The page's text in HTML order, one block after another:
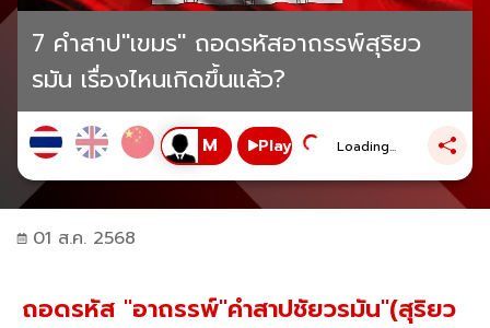
7 คำสาป"เขมร" ถอดรหัสอาถรรพ์สุริยว
รมัน เรื่องไหนเกิดขึ้นแล้ว?
Play Loading...
01 ส.ค. 2568
ถอดรหัส "อาถรรพ์"คำสาปชัยวรมัน"(สุริยว